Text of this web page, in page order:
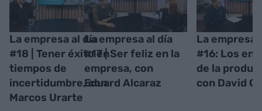
La empresa al día
#18 | Tener éxito en
tiempos de
incertidumbre, con
Marcos Urarte
La empresa al día
#17 | Ser feliz en la
empresa, con
Eduard Alcaraz
La empresa
#16: Los
de la
con David